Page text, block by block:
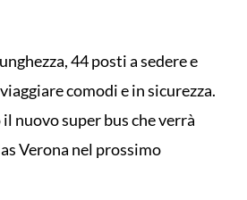
44 posti a sedere e
comodi e in sicurezza.
nuovo super bus che verrà
Verona nel prossimo